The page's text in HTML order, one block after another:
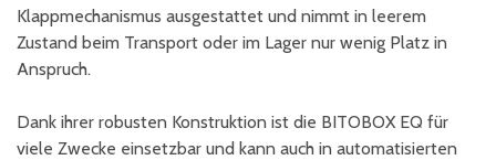
Klappmechanismus ausgestattet und nimmt in leerem
Zustand beim Transport oder im Lager nur wenig Platz in
Anspruch.
Dank ihrer robusten Konstruktion ist die BITOBOX EQ für
viele Zwecke einsetzbar und kann auch in automatisierten